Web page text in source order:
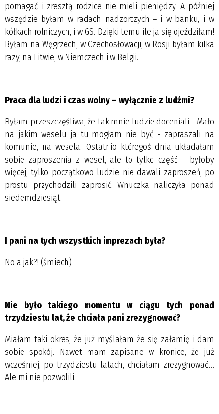
pomagać i zresztą rodzice nie mieli pieniędzy. A później
wszędzie byłam w radach nadzorczych – i w banku, i w
kółkach rolniczych, i w GS. Dzięki temu ile ja się ojeździłam!
Byłam na Węgrzech, w Czechosłowacji, w Rosji byłam kilka
razy, na Litwie, w Niemczech i w Belgii.
Praca dla ludzi i czas wolny – wyłącznie z ludźmi?
Byłam przeszczęśliwa, że tak mnie ludzie doceniali… Mało
na jakim weselu ja tu mogłam nie być - zapraszali na
komunie, na wesela. Ostatnio któregoś dnia układałam
sobie zaproszenia z wesel, ale to tylko część – byłoby
więcej, tylko początkowo ludzie nie dawali zaproszeń, po
prostu przychodzili zaprosić. Wnuczka naliczyła ponad
siedemdziesiąt.
I pani na tych wszystkich imprezach była?
No a jak?! (śmiech)
Nie było takiego momentu w ciągu tych ponad
trzydziestu lat, że chciała pani zrezygnować?
Miałam taki okres, że już myślałam że się załamię i dam
sobie spokój. Nawet mam zapisane w kronice, że już
wcześniej, po trzydziestu latach, chciałam zrezygnować…
Ale mi nie pozwolili.